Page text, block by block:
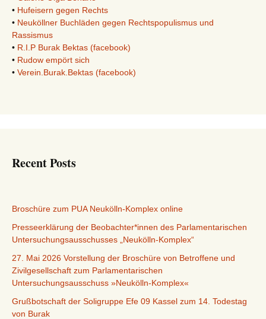
• Hufeisern gegen Rechts
• Neuköllner Buchläden gegen Rechtspopulismus und
Rassismus
• R.I.P Burak Bektas (facebook)
• Rudow empört sich
• Verein.Burak.Bektas (facebook)
Recent Posts
Broschüre zum PUA Neukölln-Komplex online
Presseerklärung der Beobachter*innen des Parlamentarischen
Untersuchungsausschusses „Neukölln-Komplex“
27. Mai 2026 Vorstellung der Broschüre von Betroffene und
Zivilgesellschaft zum Parlamentarischen
Untersuchungsausschuss »Neukölln-Komplex«
Grußbotschaft der Soligruppe Efe 09 Kassel zum 14. Todestag
von Burak